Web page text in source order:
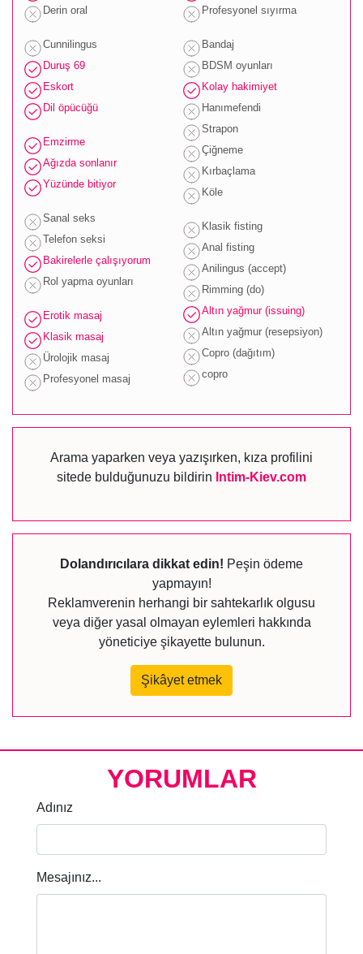
Derin oral
Cunnilingus
Duruş 69
Eskort
Dil öpücüğü
Emzirme
Ağızda sonlanır
Yüzünde bitiyor
Sanal seks
Telefon seksi
Bakirelerle çalışıyorum
Rol yapma oyunları
Erotik masaj
Klasik masaj
Ürolojik masaj
Profesyonel masaj
Profesyonel sıyırma
Bandaj
BDSM oyunları
Kolay hakimiyet
Hanımefendi
Strapon
Çiğneme
Kırbaçlama
Köle
Klasik fisting
Anal fisting
Anilingus (accept)
Rimming (do)
Altın yağmur (issuing)
Altın yağmur (resepsiyon)
Copro (dağıtım)
copro
Arama yaparken veya yazışırken, kıza profilini
sitede bulduğunuzu bildirin Intim-Kiev.com
Dolandırıcılara dikkat edin! Peşin ödeme
yapmayın!
Reklamverenin herhangi bir sahtekarlık olgusu
veya diğer yasal olmayan eylemleri hakkında
yöneticiye şikayette bulunun.
Şikâyet etmek
YORUMLAR
Adınız
Mesajınız...